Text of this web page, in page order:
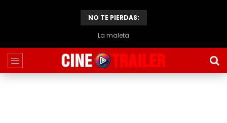
NO TE PIERDAS:
La maleta